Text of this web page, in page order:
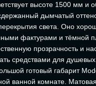
высоте 1500 мм и
дымчатый
света. Оно
фактурами и тёмной
прозрачность и
средствами для душевых
готовый габарит
ванной комнате.